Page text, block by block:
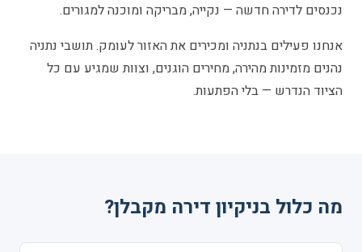
נכנסים לדירה חדשה — נקייה, מבריקה ומוכנה למגורים.
אנחנו פעילים בנתניה ומכירים את האזור לעומק. תושבי נתניה
נהנים מזמינות מהירה, מחירים הוגנים, וצוות שמגיע עם כל
הציוד הנדרש — בלי הפתעות.
מה כלול בניקיון דירה מקבלן?